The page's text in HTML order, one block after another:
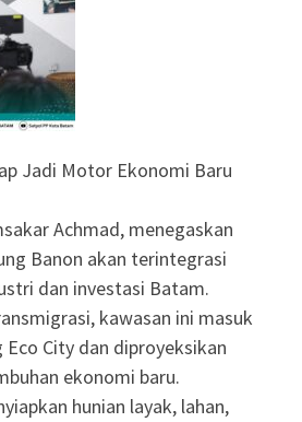
Jadi Motor Ekonomi Baru
Achmad, menegaskan
Banon akan terintegrasi
dan investasi Batam.
kawasan ini masuk
Eco City dan diproyeksikan
ekonomi baru.
hunian layak, lahan,